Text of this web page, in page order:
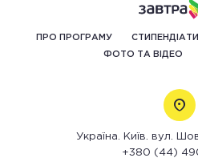
ПРО ПРОГРАМУ СТИПЕНДІАТИ
ФОТО ТА ВІДЕО
Україна. Київ. вул.
+380 (44)